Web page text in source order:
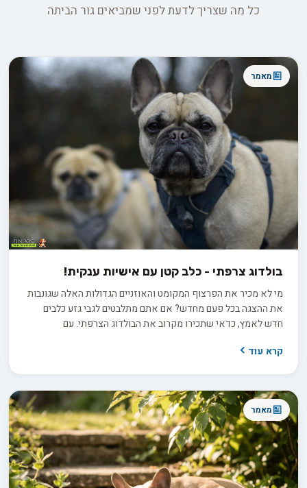
כל מה שצריך לדעת לפני שמביאים גור הביתה
מאמר
בולדוג צרפתי - כלב קטן עם אישיות ענקית!
מי לא מכיר את הפרצוף המקומט והאוזניים הגדולות האלה שגונבות
את ההצגה בכל פעם מחדש? אם אתם מתלבטים לגבי גזע כלבים
חדש לאמץ, כדאי שתכירו מקרוב את הבולדוג הצרפתי. עם
להיות בן הלוויה מושלם למשפחה שלכם. בואו נצלול פנימה ונגלה מה
קרא עוד
מאמר